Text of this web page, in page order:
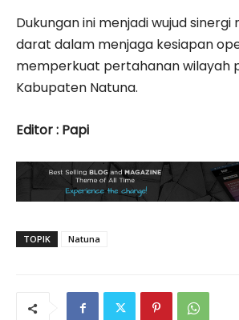
Dukungan ini menjadi wujud
darat dalam menjaga kesiapan
memperkuat pertahanan wilayah
Kabupaten Natuna.
Editor : Papi
TOPIK Natuna